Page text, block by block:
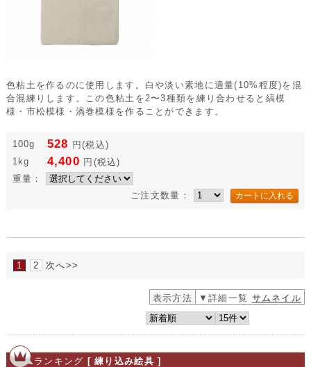
色粘土を作るのに使用します。白や淡い素地に適量(10%程度)を混
合混練りします。この色粘土を2〜3種類を練り合わせると縞模
様・市松模様・渦巻模様を作ることができます。
100g 528 円 (税込)
1kg
4,400 円 (税込)
重量：
ご注文数量：
1 2 次へ>>
表示方法 ▼詳細一覧 サムネイル
ランキング [ 練り込み絵具 ]